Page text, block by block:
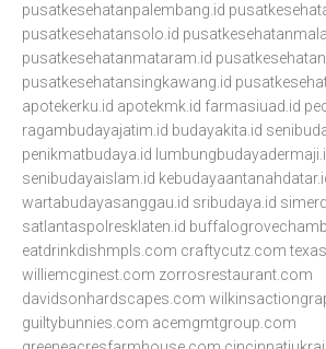
pusatkesehatanpalembang.id
pusatkesehatansolo.id
pusatkesehatanmataram.id
pusatkesehatansingkawang.id
apotekerku.id apotekmk.id farmasiuad.id
ragambudayajatim.id budayakita.id
penikmatbudaya.id
senibudayaislam.id
wartabudayasanggau.id sribudaya.id
satlantaspolresklaten.id
eatdrinkdishmpls.com craftycutz.com
williemcginest.com zorrosrestaurant.com
davidsonhardscapes.com
guiltybunnies.com acemgmtgroup.com